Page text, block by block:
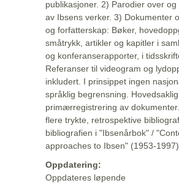
publikasjoner. 2) Parodier over
av Ibsens verker. 3) Dokumenter
og forfatterskap: Bøker,
småtrykk, artikler og kapitler i
og konferanserapporter, i
Referanser til videogram og
inkludert. I prinsippet ingen
språklig begrensning.
primærregistrering av
flere trykte, retrospektive
bibliografien i "Ibsenårbok" /
approaches to Ibsen" (1953-
Oppdatering:
Oppdateres løpende